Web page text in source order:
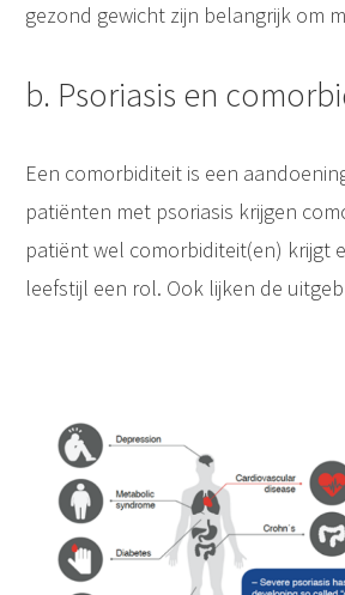
gezond gewicht zijn belangrijk om
b. Psoriasis en
Een comorbiditeit is een
patiënten met psoriasis krijgen
patiënt wel comorbiditeit(en) krijgt
leefstijl een rol. Ook lijken de